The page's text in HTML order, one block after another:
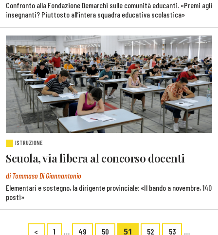
Confronto alla Fondazione Demarchi sulle comunità educanti. «Premi agli
insegnanti? Piuttosto all’intera squadra educativa scolastica»
ISTRUZIONE
Scuola, via libera al concorso docenti
di Tommaso Di Giannantonio
Elementari e sostegno, la dirigente provinciale: «Il bando a novembre, 140
posti»
< 1 … 49 50 51 52 53 …